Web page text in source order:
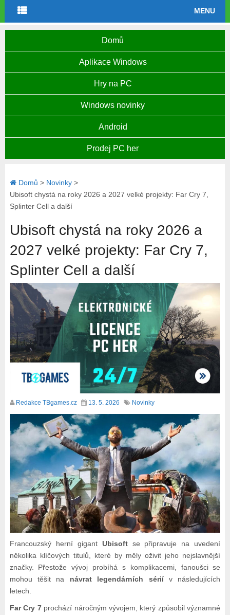
MENU
Domů
Aplikace Windows
Hry na PC
Windows novinky
Android
Prodej PC her
Domů > Novinky>
Ubisoft chystá na roky 2026 a 2027 velké projekty: Far Cry 7,
Splinter Cell a další
Ubisoft chystá na roky 2026 a
2027 velké projekty: Far Cry 7,
Splinter Cell a další
Redakce TBgames.cz 13. 5. 2026 Novinky
Francouzský herní gigant Ubisoftse připravuje na uvedení
několika klíčových titulů, které by měly oživit jeho nejslavnější
značky. Přestože vývoj probíhá s komplikacemi, fanoušci se
mohou těšit na návrat legendárních sériív následujících
letech.
Far Cry 7prochází náročným vývojem, který způsobil významné